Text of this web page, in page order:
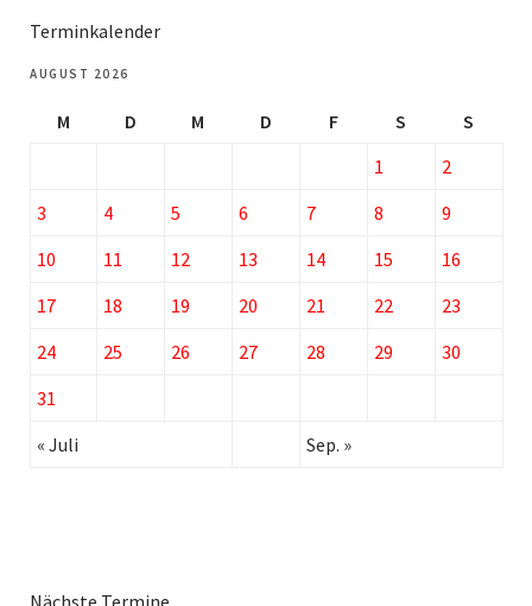
Terminkalender
AUGUST 2026
M D M D F S
S
1
2
3
4 5 6 7 8
9
10
11 12 13 14 15
16
17
18 19 20 21 22
23
24
25 26 27 28 29
30
31
« Juli
Sep. »